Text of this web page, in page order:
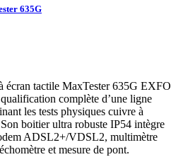
635G
écran tactile MaxTester 635G EXFO
complète d’une ligne
les tests physiques cuivre à
boitier ultra robuste IP54 intègre
ADSL2+/VDSL2, multimètre
et mesure de pont.